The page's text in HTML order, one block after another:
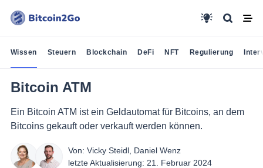
Wissen Steuern Blockchain DeFi NFT Regulierung
Bitcoin ATM
Ein Bitcoin ATM ist ein Geldautomat für Bitcoins, an dem
Bitcoins gekauft oder verkauft werden können.
Von: Vicky Steidl Daniel Wenz
letzte Aktualisierung: 21. Februar 2024